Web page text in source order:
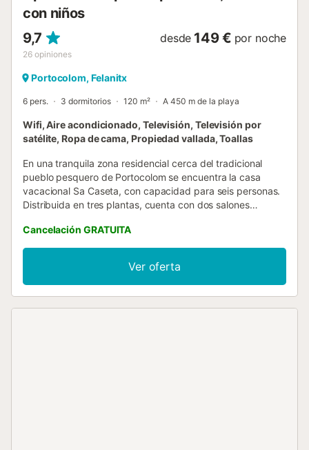
con niños
9,7
26 opiniones
desde 149 € por noche
Portocolom, Felanitx
6 pers. 3 dormitorios 120 m² A 450 m de la playa
Wifi, Aire acondicionado, Televisión, Televisión por
satélite, Ropa de cama, Propiedad vallada, Toallas
En una tranquila zona residencial cerca del tradicional
pueblo pesquero de Portocolom se encuentra la casa
vacacional Sa Caseta, con capacidad para seis personas.
Distribuida en tres plantas, cuenta con dos salones
equipada, tres dormitorios climatizados y dos cuartos de
baño. Además, la casa dispone de Wi-Fi, trona y cuna. En
la terraza cubierta podrá disfrutar del buen tiempo gracias
a los muebles de jardín, la parrilla y la ducha exterior. A la
vuelta de la esquina hay restaurantes y tiendas para las
Cancelación GRATUITA
Ver oferta